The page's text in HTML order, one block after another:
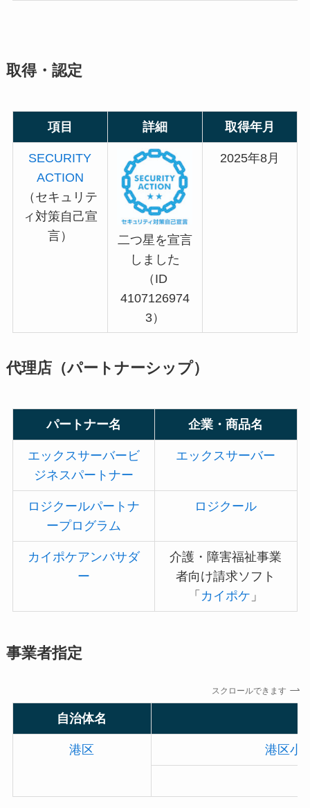
取得・認定
項目 詳細 取得年月
SECURITY
ACTION
（セキュリテ
ィ対策自己宣
言）
二つ星を宣言
しました
（ID
4107126974
3）
2025年8月
代理店（パートナーシップ）
パートナー名 企業・商品名
エックスサーバービ
ジネスパートナー
エックスサーバー
ロジクールパートナ
ープログラム
ロジクール
カイポケアンバサダ
ー
介護・障害福祉事業
者向け請求ソフト
「 カイポケ 」
事業者指定
スクロールできます
自治体名
港区 港区小